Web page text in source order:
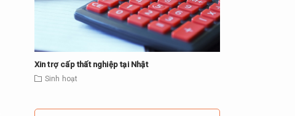
Xin trợ cấp thất nghiệp tại Nhật
Sinh hoạt